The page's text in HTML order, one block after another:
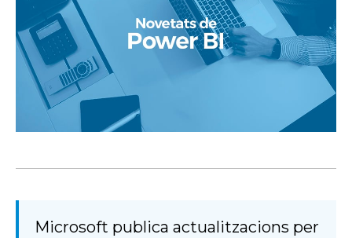
Microsoft publica actualitzacions per